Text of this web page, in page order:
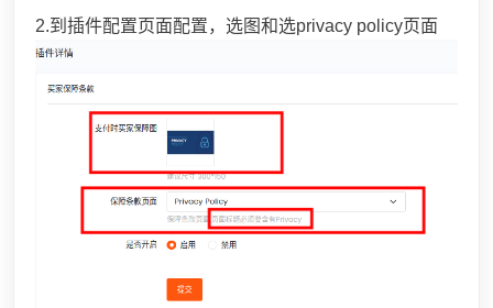
2.到插件配置页面配置，选图和选privacy policy页面